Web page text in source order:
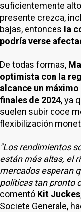
suficientemente
presente crezca,
bajas, entonces la
podría verse
De todas formas,
optimista con la
alcance un
finales de 2024, ya
suelen subir doce
flexibilización
"Los rendimientos
están más altas, el
mercados esperan
políticas tan pronto
comentó Kit Juckes
Societe Generale,